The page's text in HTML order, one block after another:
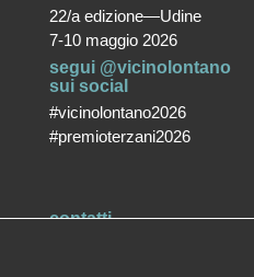
22/a edizione—Udine
7-10 maggio 2026
segui @vicinolontano
sui social
#vicinolontano2026
#premioterzani2026
contatti